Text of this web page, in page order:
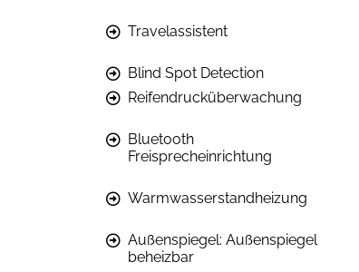
Travelassistent
Blind Spot Detection
Reifendrucküberwachung
Bluetooth
Freisprecheinrichtung
Warmwasserstandheizung
Außenspiegel: Außenspiegel
beheizbar